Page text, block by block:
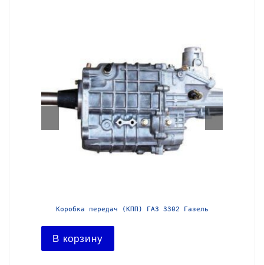
Коробка передач (КПП) ГАЗ 3302 Газель
В корзину